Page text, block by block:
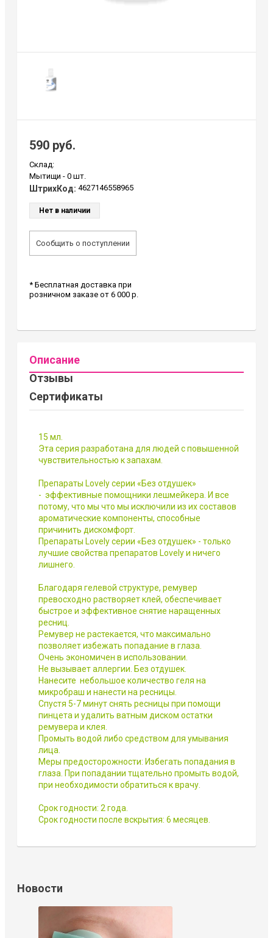
590 руб.
Склад:
Мытищи - 0 шт.
ШтрихКод: 4627146558965
Нет в наличии
Сообщить о поступлении
* Бесплатная доставка при
розничном заказе от 6 000 р.
Описание
Отзывы
Сертификаты
15 мл.
Эта серия разработана для людей с повышенной
чувствительностью к запахам.
Препараты Lovely серии «Без отдушек»
- эффективные помощники лешмейкера. И все
потому, что мы что мы исключили из их составов
ароматические компоненты, способные
причинить дискомфорт.
Препараты Lovely серии «Без отдушек» - только
лучшие свойства препаратов Lovely и ничего
лишнего.
Благодаря гелевой структуре, ремувер
превосходно растворяет клей, обеспечивает
быстрое и эффективное снятие наращенных
ресниц.
Ремувер не растекается, что максимально
позволяет избежать попадание в глаза.
Очень экономичен в использовании.
Не вызывает аллергии. Без отдушек.
Нанесите небольшое количество геля на
микробраш и нанести на ресницы.
Спустя 5-7 минут снять ресницы при помощи
пинцета и удалить ватным диском остатки
ремувера и клея.
Промыть водой либо средством для умывания
лица.
Меры предосторожности: Избегать попадания в
глаза. При попадании тщательно промыть водой,
при необходимости обратиться к врачу.
Срок годности: 2 года.
Срок годности после вскрытия: 6 месяцев.
Новости